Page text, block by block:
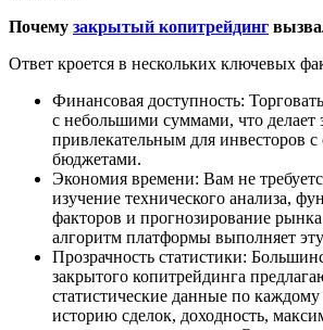
Почему закрытый копитрейдинг
Ответ кроется в нескольких ключевых
Финансовая доступность:
с небольшими суммами, что делает
привлекательным для инвесторов
бюджетами.
Экономия времени: Вам не
изучение технического анализа,
факторов и прогнозирование
алгоритм платформы выполняет эту
Прозрачность статистики:
закрытого копитрейдинга
статистические данные по
историю сделок, доходность,